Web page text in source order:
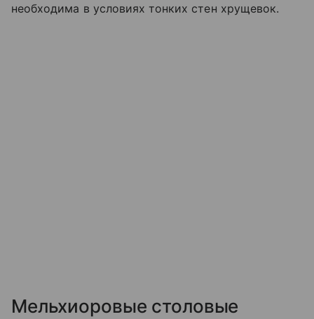
необходима в условиях тонких стен хрущевок.
Мельхиоровые столовые